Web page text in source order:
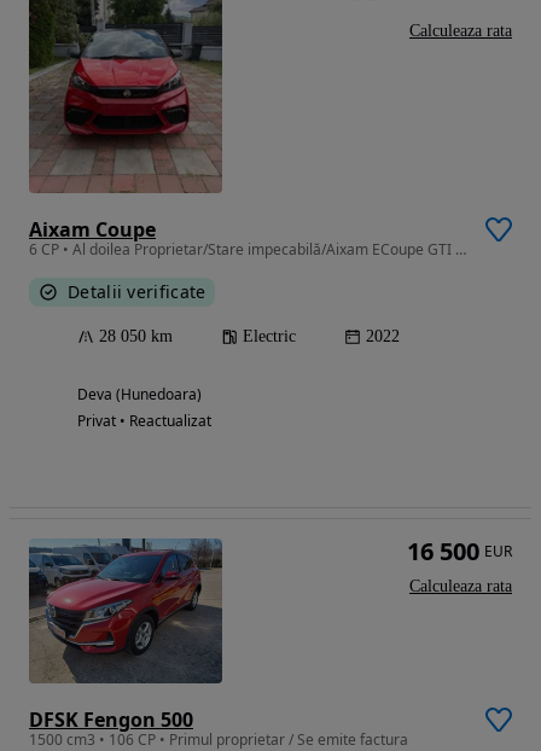
Aixam Coupe
6 CP • Al doilea Proprietar/Stare impecabilă/Aixam ECoupe GTI 2022
Detalii verificate
28 050 km Electric 2022
Deva (Hunedoara)
Privat • Reactualizat
Calculeaza rata
DFSK Fengon 500
1500 cm3 • 106 CP • Primul proprietar / Se emite factura
16 500 EUR
Calculeaza rata